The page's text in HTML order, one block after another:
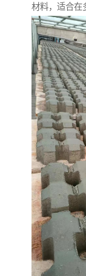
材料，适合在